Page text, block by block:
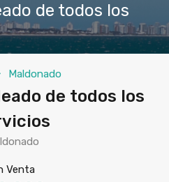
de todos los
Maldonado
de todos los
Venta